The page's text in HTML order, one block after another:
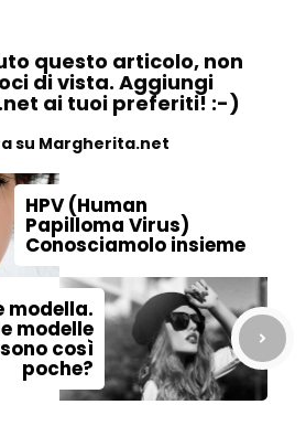
questo articolo, non
di vista. Aggiungi
ai tuoi preferiti! :-)
su Margherita.net
HPV (Human
Papilloma Virus)
Conosciamolo insieme
modella.
modelle
così
poche?